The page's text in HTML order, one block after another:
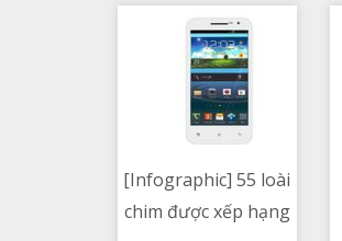
[Infographic] 55 loài
chim được xếp hạng